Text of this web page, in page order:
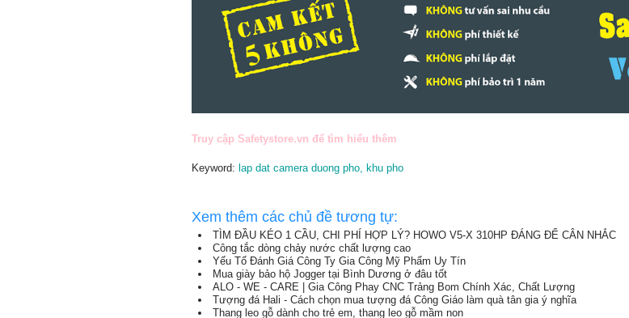
Truy cập Safetystore.vn để tìm hiểu thêm
Keyword: lap dat camera duong pho, khu pho
Xem thêm các chủ đề tương tự:
TÌM ĐẦU KÉO 1 CẦU, CHI PHÍ HỢP LÝ? HOWO V5-X 310HP ĐÁNG ĐỂ CÂN NHẮC
Công tắc dòng chảy nước chất lượng cao
Yếu Tố Đánh Giá Công Ty Gia Công Mỹ Phẩm Uy Tín
Mua giày bảo hộ Jogger tại Bình Dương ở đâu tốt
ALO - WE - CARE | Gia Công Phay CNC Trảng Bom Chính Xác, Chất Lượng
Tượng đá Hali - Cách chọn mua tượng đá Công Giáo làm quà tân gia ý nghĩa
Thang leo gỗ dành cho trẻ em, thang leo gỗ mầm non